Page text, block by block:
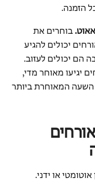
הזמנה.
בוחרים את
יכולים להגיע
הם יכולים לעזוב.
יגיעו מאוחר מדי,
השעה המאוחרת ביותר
או ידני.